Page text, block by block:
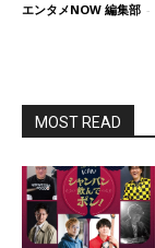
エンタメNOW 編集部 -
MOST READ